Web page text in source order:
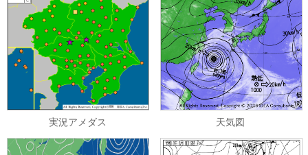
実況アメダス 天気図